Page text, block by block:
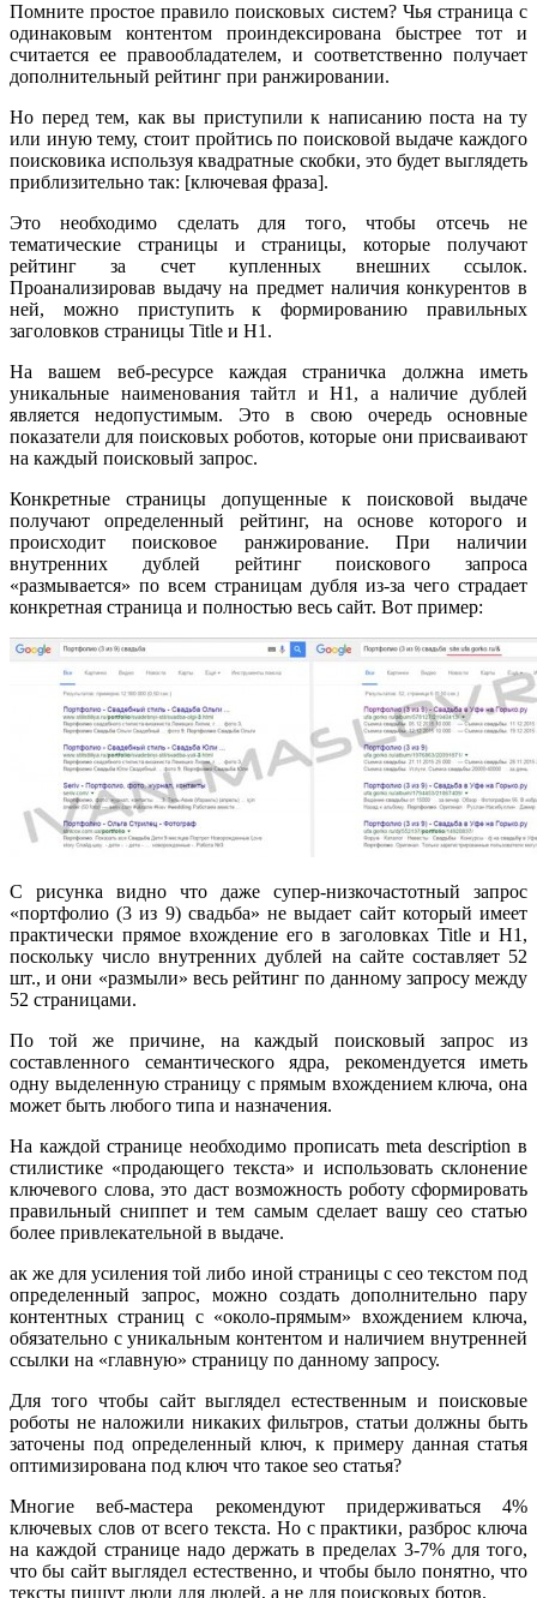
Помните простое правило поисковых систем? Чья страница с
одинаковым контентом проиндексирована быстрее тот и
считается ее правообладателем, и соответственно получает
дополнительный рейтинг при ранжировании.
Но перед тем, как вы приступили к написанию поста на ту
или иную тему, стоит пройтись по поисковой выдаче каждого
поисковика используя квадратные скобки, это будет выглядеть
приблизительно так: [ключевая фраза].
Это необходимо сделать для того, чтобы отсечь не
тематические страницы и страницы, которые получают
рейтинг за счет купленных внешних ссылок.
Проанализировав выдачу на предмет наличия конкурентов в
ней, можно приступить к формированию правильных
заголовков страницы Title и H1.
На вашем веб-ресурсе каждая страничка должна иметь
уникальные наименования тайтл и Н1, а наличие дублей
является недопустимым. Это в свою очередь основные
показатели для поисковых роботов, которые они присваивают
на каждый поисковый запрос.
Конкретные страницы допущенные к поисковой выдаче
получают определенный рейтинг, на основе которого и
происходит поисковое ранжирование. При наличии
внутренних дублей рейтинг поискового запроса
«размывается» по всем страницам дубля из-за чего страдает
конкретная страница и полностью весь сайт. Вот пример:
С рисунка видно что даже супер-низкочастотный запрос
«портфолио (3 из 9) свадьба» не выдает сайт который имеет
практически прямое вхождение его в заголовках Title и Н1,
поскольку число внутренних дублей на сайте составляет 52
шт., и они «размыли» весь рейтинг по данному запросу между
52 страницами.
По той же причине, на каждый поисковый запрос из
составленного семантического ядра, рекомендуется иметь
одну выделенную страницу с прямым вхождением ключа, она
может быть любого типа и назначения.
На каждой странице необходимо прописать meta description в
стилистике «продающего текста» и использовать склонение
ключевого слова, это даст возможность роботу сформировать
правильный сниппет и тем самым сделает вашу сео статью
более привлекательной в выдаче.
ак же для усиления той либо иной страницы с сео текстом под
определенный запрос, можно создать дополнительно пару
контентных страниц с «около-прямым» вхождением ключа,
обязательно с уникальным контентом и наличием внутренней
ссылки на «главную» страницу по данному запросу.
Для того чтобы сайт выглядел естественным и поисковые
роботы не наложили никаких фильтров, статьи должны быть
заточены под определенный ключ, к примеру данная статья
оптимизирована под ключ что такое seo статья?
Многие веб-мастера рекомендуют придерживаться 4%
ключевых слов от всего текста. Но с практики, разброс ключа
на каждой странице надо держать в пределах 3-7% для того,
что бы сайт выглядел естественно, и чтобы было понятно, что
тексты пишут люди для людей, а не для поисковых ботов.